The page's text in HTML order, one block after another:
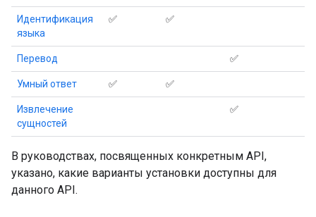
Идентификация
языка
✅ ✅
Перевод ✅
Умный ответ ✅ ✅
Извлечение
сущностей
✅
В руководствах, посвященных конкретным API,
указано, какие варианты установки доступны для
данного API.